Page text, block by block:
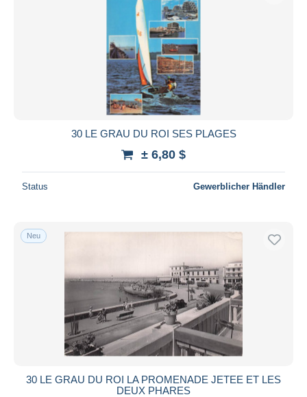
30 LE GRAU DU ROI SES PLAGES
± 6,80 $
Status Gewerblicher Händler
Neu
30 LE GRAU DU ROI LA PROMENADE JETEE ET LES
DEUX PHARES